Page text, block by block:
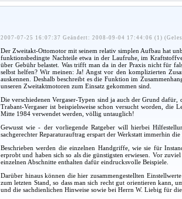
2007-07-25 16:07:37 Geändert: 2008-09-04 17:44:06 (1)
Der Zweitakt-Ottomotor mit seinem relativ simplen Aufbau hat
funktionsbedingte Nachteile etwa in der Laufruhe, im
über Gebühr belastet. Was trifft man da in der Praxis nicht für
selbst helfen? Wir meinen: Ja! Angst vor den komplizierten
auskennen. Deshalb beschreibt es die Funktion im
unseren Zweitaktmotoren zum Einsatz gekommen sind.
Die verschiedenen Vergaser-Typen sind ja auch der Grund
Trabant-Vergaser ist beispielsweise schon versucht worden, die
Mitte 1984 verwendet werden, völlig untauglich!
Gewusst wie - der vorliegende Ratgeber will hierbei
sachgerechter Reparaturauftrag erspart der Werkstatt immerhin
Beschrieben werden die einzelnen Handgriffe, wie sie für
erprobt und haben sich so als die günstigsten erwiesen. Vor
einzelnen Abschnitte enthalten dafür eindrucksvolle Beispiele.
Darüber hinaus können die hier zusammengestellten
zum letzten Stand, so dass man sich recht gut orientieren kann,
und die sachdienlichen Hinweise sowie bei Herrn W. Liebig für